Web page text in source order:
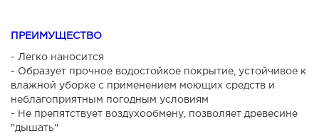
ПРЕИМУЩЕСТВО
- Легко наносится
- Образует прочное водостойкое покрытие, устойчивое к
влажной уборке с применением моющих средств и
неблагоприятным погодным условиям
- Не препятствует воздухообмену, позволяет древесине
"дышать"